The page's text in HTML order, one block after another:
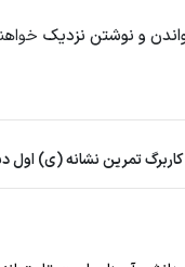
و نوشتن نزدیک
کاربرگ تمرین نشانه (ی) اول